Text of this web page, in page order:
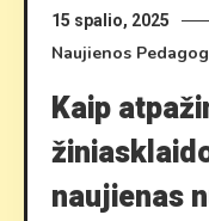
15 spalio, 2025
Naujienos
Kaip
naujienas